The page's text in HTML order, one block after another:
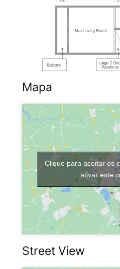
Mapa
Clique para aceitar os
ativar este
Street View